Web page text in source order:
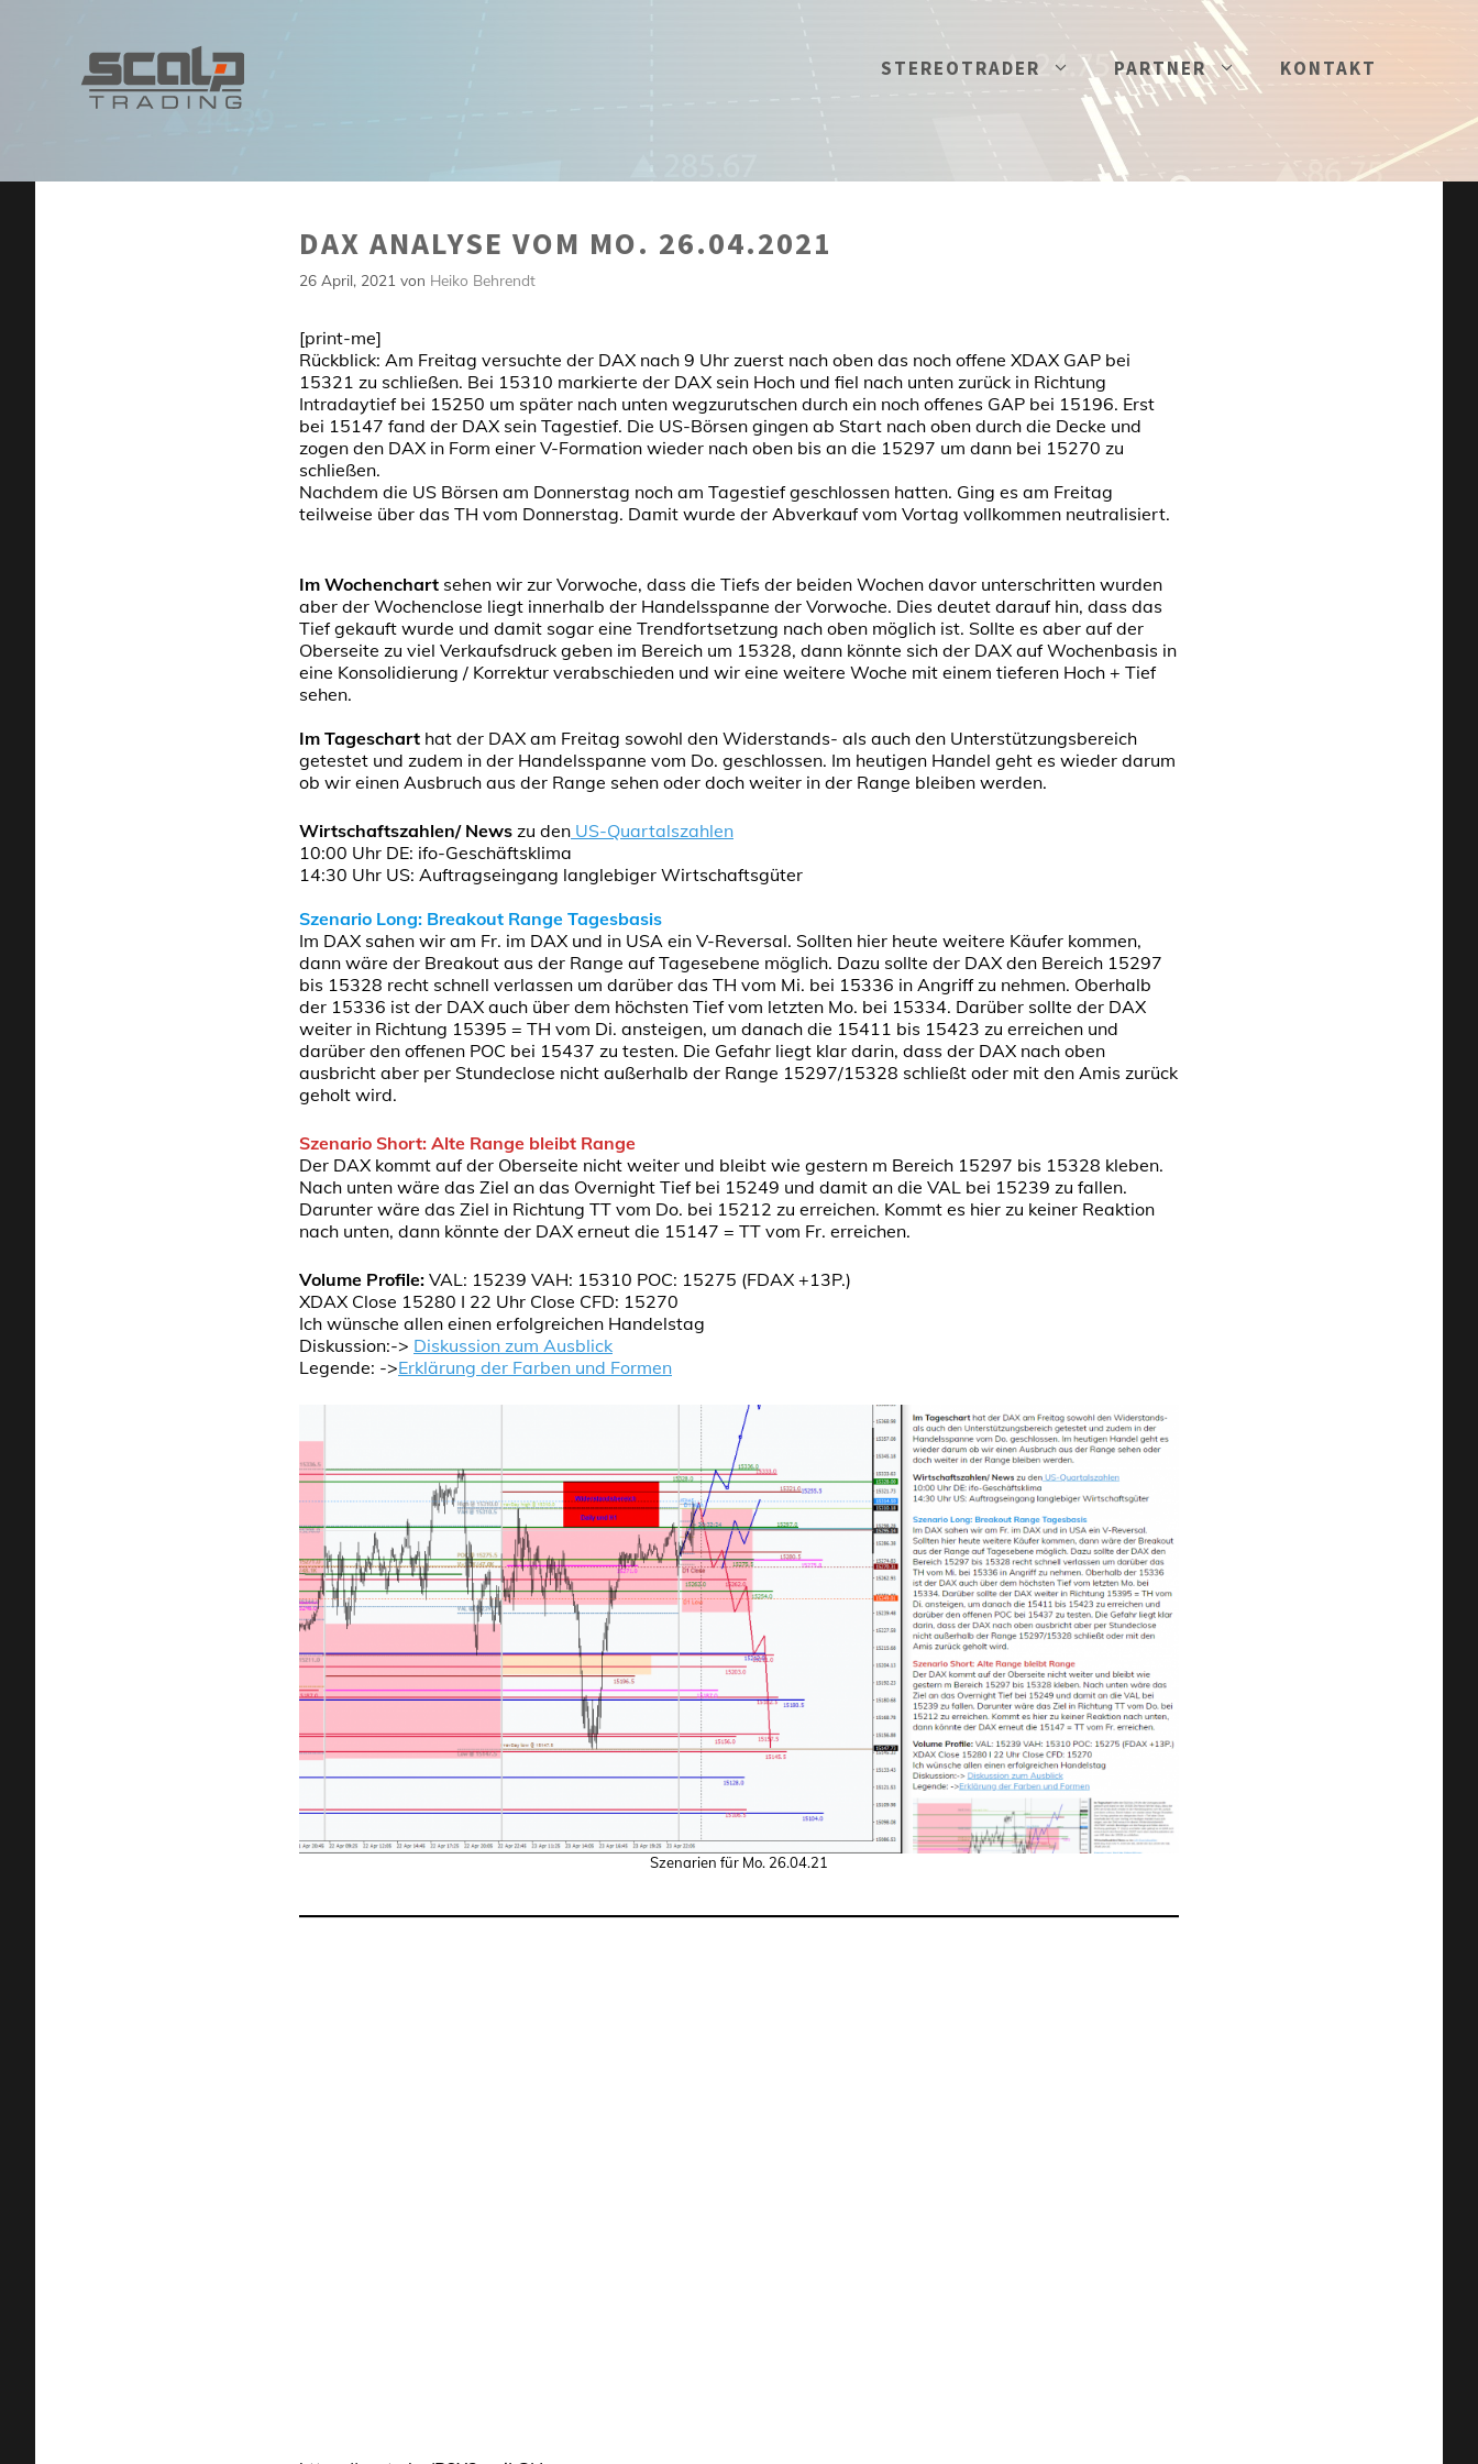
STEREOTRADER PARTNER KONTAKT
DAX ANALYSE VOM MO. 26.04.2021
26 April, 2021 von Heiko Behrendt
[print-me]
Rückblick: Am Freitag versuchte der DAX nach 9 Uhr zuerst nach oben das noch offene XDAX GAP bei
15321 zu schließen. Bei 15310 markierte der DAX sein Hoch und fiel nach unten zurück in Richtung
Intradaytief bei 15250 um später nach unten wegzurutschen durch ein noch offenes GAP bei 15196. Erst
bei 15147 fand der DAX sein Tagestief. Die US-Börsen gingen ab Start nach oben durch die Decke und
zogen den DAX in Form einer V-Formation wieder nach oben bis an die 15297 um dann bei 15270 zu
schließen.
Nachdem die US Börsen am Donnerstag noch am Tagestief geschlossen hatten. Ging es am Freitag
teilweise über das TH vom Donnerstag. Damit wurde der Abverkauf vom Vortag vollkommen neutralisiert.
Im Wochenchart sehen wir zur Vorwoche, dass die Tiefs der beiden Wochen davor unterschritten wurden
aber der Wochenclose liegt innerhalb der Handelsspanne der Vorwoche. Dies deutet darauf hin, dass das
Tief gekauft wurde und damit sogar eine Trendfortsetzung nach oben möglich ist. Sollte es aber auf der
Oberseite zu viel Verkaufsdruck geben im Bereich um 15328, dann könnte sich der DAX auf Wochenbasis in
eine Konsolidierung / Korrektur verabschieden und wir eine weitere Woche mit einem tieferen Hoch + Tief
sehen.
Im Tageschart hat der DAX am Freitag sowohl den Widerstands- als auch den Unterstützungsbereich
getestet und zudem in der Handelsspanne vom Do. geschlossen. Im heutigen Handel geht es wieder darum
ob wir einen Ausbruch aus der Range sehen oder doch weiter in der Range bleiben werden.
Wirtschaftszahlen/ News zu den US-Quartalszahlen
10:00 Uhr DE: ifo-Geschäftsklima
14:30 Uhr US: Auftragseingang langlebiger Wirtschaftsgüter
Szenario Long: Breakout Range Tagesbasis
Im DAX sahen wir am Fr. im DAX und in USA ein V-Reversal. Sollten hier heute weitere Käufer kommen,
dann wäre der Breakout aus der Range auf Tagesebene möglich. Dazu sollte der DAX den Bereich 15297
bis 15328 recht schnell verlassen um darüber das TH vom Mi. bei 15336 in Angriff zu nehmen. Oberhalb
der 15336 ist der DAX auch über dem höchsten Tief vom letzten Mo. bei 15334. Darüber sollte der DAX
weiter in Richtung 15395 = TH vom Di. ansteigen, um danach die 15411 bis 15423 zu erreichen und
darüber den offenen POC bei 15437 zu testen. Die Gefahr liegt klar darin, dass der DAX nach oben
ausbricht aber per Stundeclose nicht außerhalb der Range 15297/15328 schließt oder mit den Amis zurück
geholt wird.
Szenario Short: Alte Range bleibt Range
Der DAX kommt auf der Oberseite nicht weiter und bleibt wie gestern m Bereich 15297 bis 15328 kleben.
Nach unten wäre das Ziel an das Overnight Tief bei 15249 und damit an die VAL bei 15239 zu fallen.
Darunter wäre das Ziel in Richtung TT vom Do. bei 15212 zu erreichen. Kommt es hier zu keiner Reaktion
nach unten, dann könnte der DAX erneut die 15147 = TT vom Fr. erreichen.
Volume Profile: VAL: 15239 VAH: 15310 POC: 15275 (FDAX +13P.)
XDAX Close 15280 I 22 Uhr Close CFD: 15270
Ich wünsche allen einen erfolgreichen Handelstag
Diskussion:-> Diskussion zum Ausblick
Legende: ->Erklärung der Farben und Formen
Szenarien für Mo. 26.04.21